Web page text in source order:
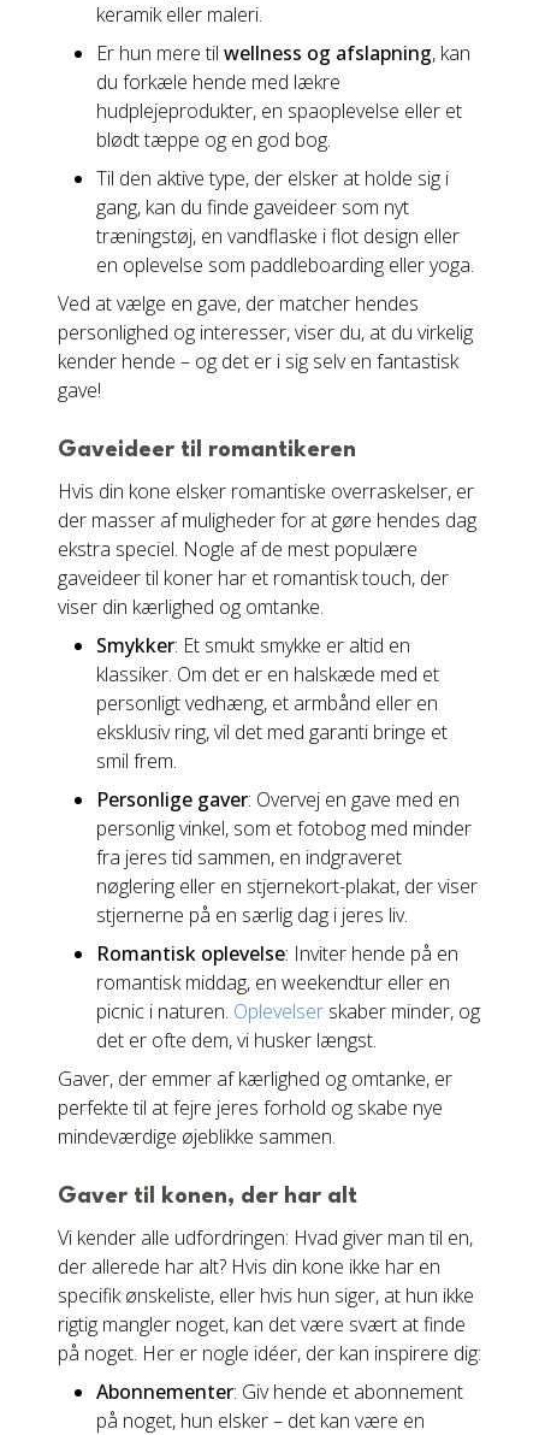
keramik eller maleri.
Er hun mere til wellness og afslapning, kan
du forkæle hende med lækre
hudplejeprodukter, en spaoplevelse eller et
blødt tæppe og en god bog.
Til den aktive type, der elsker at holde sig i
gang, kan du finde gaveideer som nyt
træningstøj, en vandflaske i flot design eller
en oplevelse som paddleboarding eller yoga.
Ved at vælge en gave, der matcher hendes
personlighed og interesser, viser du, at du virkelig
kender hende – og det er i sig selv en fantastisk
gave!
Gaveideer til romantikeren
Hvis din kone elsker romantiske overraskelser, er
der masser af muligheder for at gøre hendes dag
ekstra speciel. Nogle af de mest populære
gaveideer til koner har et romantisk touch, der
viser din kærlighed og omtanke.
Smykker: Et smukt smykke er altid en
klassiker. Om det er en halskæde med et
personligt vedhæng, et armbånd eller en
eksklusiv ring, vil det med garanti bringe et
smil frem.
Personlige gaver: Overvej en gave med en
personlig vinkel, som et fotobog med minder
fra jeres tid sammen, en indgraveret
nøglering eller en stjernekort-plakat, der viser
stjernerne på en særlig dag i jeres liv.
Romantisk oplevelse: Inviter hende på en
romantisk middag, en weekendtur eller en
picnic i naturen. Oplevelser skaber minder, og
det er ofte dem, vi husker længst.
Gaver, der emmer af kærlighed og omtanke, er
perfekte til at fejre jeres forhold og skabe nye
mindeværdige øjeblikke sammen.
Gaver til konen, der har alt
Vi kender alle udfordringen: Hvad giver man til en,
der allerede har alt? Hvis din kone ikke har en
specifik ønskeliste, eller hvis hun siger, at hun ikke
rigtig mangler noget, kan det være svært at finde
på noget. Her er nogle idéer, der kan inspirere dig:
Abonnementer: Giv hende et abonnement
på noget, hun elsker – det kan være en